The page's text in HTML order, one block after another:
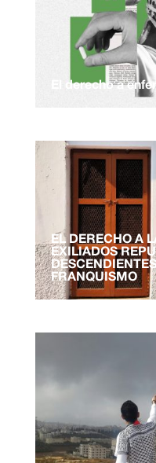
El derecho a
EL DERECHO A
EXILIADOS
FRANQUISMO